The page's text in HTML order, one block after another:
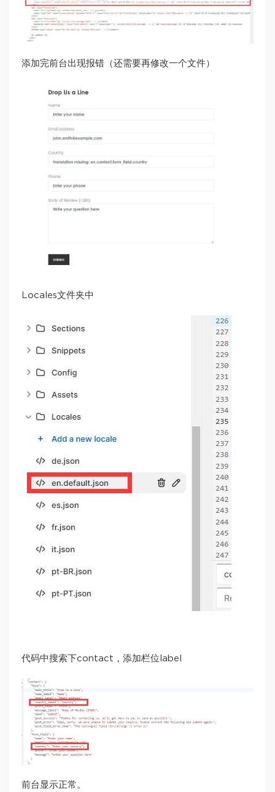
添加完前台出现报错（还需要再修改一个文件）
Locales文件夹中
代码中搜索下contact，添加栏位label
前台显示正常。